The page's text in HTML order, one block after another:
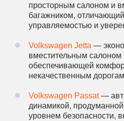
просторным салоном и
багажником,
управляемостью и
Volkswagen Jetta —
вместительным салоном
обеспечивающей
некачественным
Volkswagen Passat—
динамикой,
уровнем безопасности,